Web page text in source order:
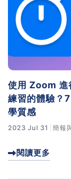
使用 Zoom 進
練習的體驗？
學質感
2023 Jul 31 簡報
閱讀更多